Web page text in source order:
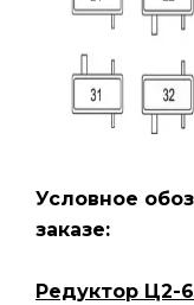
Условное
заказе:
Редуктор Ц2-